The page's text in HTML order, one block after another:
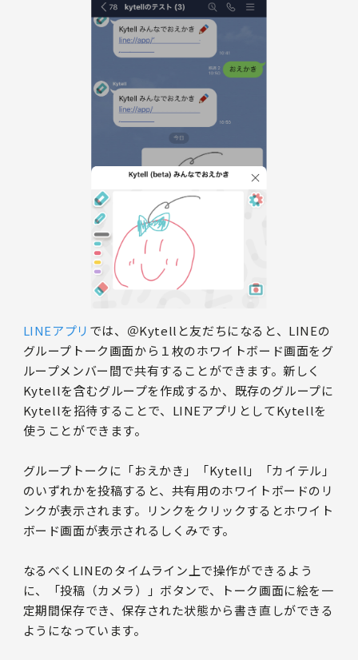
LINEアプリ では、＠Kytellと友だちになると、LINEの
グループトーク画面から１枚のホワイトボード画面をグ
ループメンバー間で共有することができます。新しく
Kytellを含むグループを作成するか、既存のグループに
Kytellを招待することで、LINEアプリとしてKytellを
使うことができます。
グループトークに「おえかき」「Kytell」「カイテル」
のいずれかを投稿すると、共有用のホワイトボードのリ
ンクが表示されます。リンクをクリックするとホワイト
ボード画面が表示されるしくみです。
なるべくLINEのタイムライン上で操作ができるよう
に、「投稿（カメラ）」ボタンで、トーク画面に絵を一
定期間保存でき、保存された状態から書き直しができる
ようになっています。